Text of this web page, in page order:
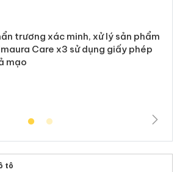
trương xác minh, xử lý sản phẩm
Care x3 sử dụng giấy phép
mạo
tô